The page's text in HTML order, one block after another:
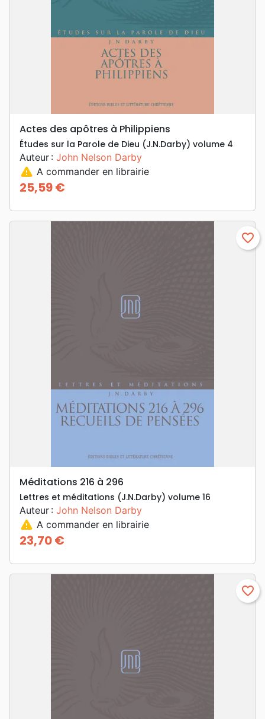
Actes des apôtres à Philippiens
Études sur la Parole de Dieu (J.N.Darby) volume 4
Auteur : John Nelson Darby
warning A commander en librairie
Prix
25,59 €
favorite_border
Méditations 216 à 296
Lettres et méditations (J.N.Darby) volume 16
Auteur : John Nelson Darby
warning A commander en librairie
Prix
23,70 €
favorite_border